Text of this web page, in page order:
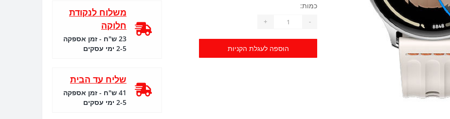
כמות:
-
+
הוספה לעגלת הקניות
משלוח לנקודת
חלוקה
23 ש"ח - זמן אספקה
2-5 ימי עסקים
שליח עד הבית
41 ש"ח - זמן אספקה
2-5 ימי עסקים